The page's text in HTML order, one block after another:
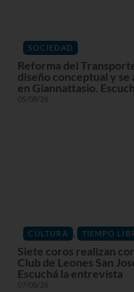
SOCIEDAD
Reforma del
diseño conceptual y se
en Giannattasio.
05/08/26
CULTURA , TIEMPO
Siete coros realizan
Club de Leones San
Escuchá la entrevista
07/08/26